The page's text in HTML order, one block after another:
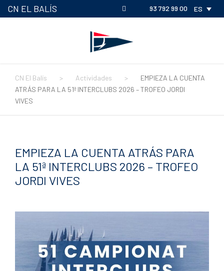
CN EL BALÍS 93 792 99 00 ES
CN El Balís > Actividades >
EMPIEZA LA CUENTA
ATRÁS PARA LA 51ª INTERCLUBS 2026 – TROFEO JORDI
VIVES
EMPIEZA LA CUENTA ATRÁS PARA
LA 51ª INTERCLUBS 2026 – TROFEO
JORDI VIVES